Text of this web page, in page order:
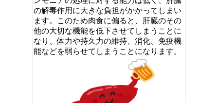
の解毒作用に大きな負担がかかってしまい
ます。このため肉食に偏ると、肝臓のその
他の大切な機能を低下させてしまうことに
なり、体力や持久力の維持、消化、免疫機
能などを弱らせてしまうことになります。